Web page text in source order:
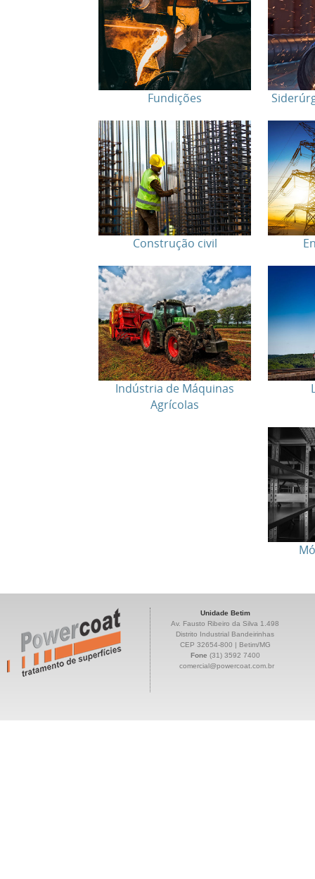
Fundições
Construção civil
Indústria de Máquinas
Agrícolas
Unidade Betim
Av. Fausto Ribeiro da Silva 1.498
Distrito Industrial Bandeirinhas
CEP 32654-800 | Betim/MG
Fone (31) 3592 7400
comercial@powercoat.com.br